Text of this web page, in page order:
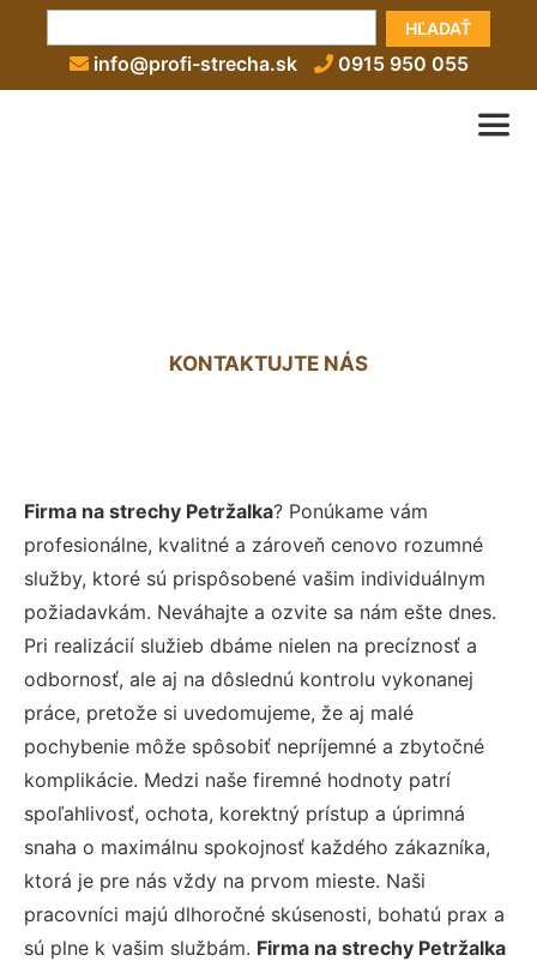
HĽADAŤ
info@profi-strecha.sk 0915 950 055
KONTAKTUJTE NÁS
Firma na strechy Petržalka? Ponúkame vám
profesionálne, kvalitné a zároveň cenovo rozumné
služby, ktoré sú prispôsobené vašim individuálnym
požiadavkám. Neváhajte a ozvite sa nám ešte dnes.
Pri realizácií služieb dbáme nielen na precíznosť a
odbornosť, ale aj na dôslednú kontrolu vykonanej
práce, pretože si uvedomujeme, že aj malé
pochybenie môže spôsobiť nepríjemné a zbytočné
komplikácie. Medzi naše firemné hodnoty patrí
spoľahlivosť, ochota, korektný prístup a úprimná
snaha o maximálnu spokojnosť každého zákazníka,
ktorá je pre nás vždy na prvom mieste. Naši
pracovníci majú dlhoročné skúsenosti, bohatú prax a
sú plne k vašim službám. Firma na strechy Petržalka